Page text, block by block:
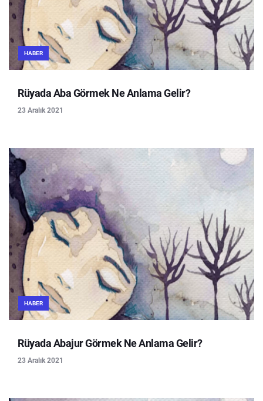
HABER
Rüyada Aba Görmek Ne Anlama Gelir?
23 Aralık 2021
HABER
Rüyada Abajur Görmek Ne Anlama Gelir?
23 Aralık 2021